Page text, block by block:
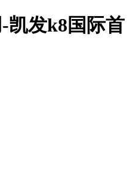
凯发k8国际首